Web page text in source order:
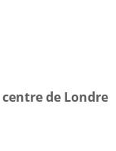
de Londre